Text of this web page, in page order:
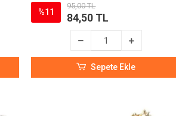
%11
95,00 TL
84,50 TL
Sepete Ekle